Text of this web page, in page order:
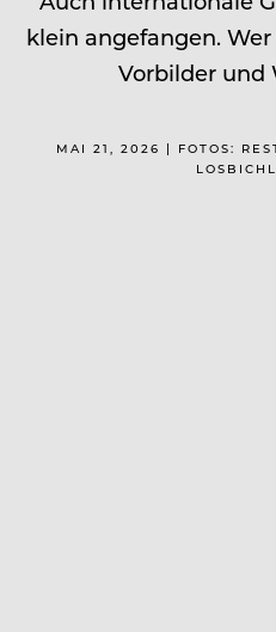
klein angefangen.
Vorbilder und
MAI 21, 2026 | FOTOS: